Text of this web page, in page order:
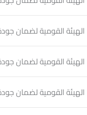
الهيئة القومية لضمان
الهيئة القومية لضمان
الهيئة القومية لضمان